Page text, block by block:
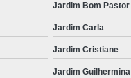
Jardim Bom Pastor
Jardim Carla
Jardim Cristiane
Jardim Guilhermina